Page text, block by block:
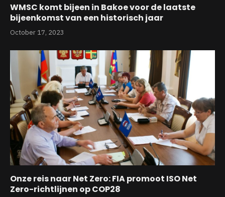
WMSC komt bijeen in Bakoe voor de laatste
bijeenkomst van een historisch jaar
October 17, 2023
Onze reis naar Net Zero: FIA promoot ISO Net
Zero-richtlijnen op COP28